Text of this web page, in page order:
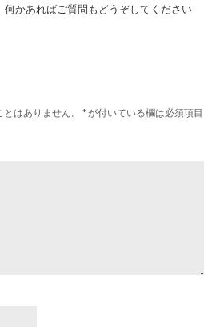
かあればご質問もどうぞしてください
はありません。 *が付いている欄は必須項目